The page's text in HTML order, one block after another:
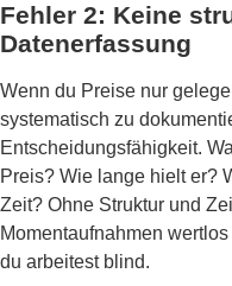
Fehler 2: Keine
Datenerfassung
Wenn du Preise nur
systematisch zu
Entscheidungsfähigkeit.
Preis? Wie lange hielt er?
Zeit? Ohne Struktur und
Momentaufnahmen
du arbeitest blind.